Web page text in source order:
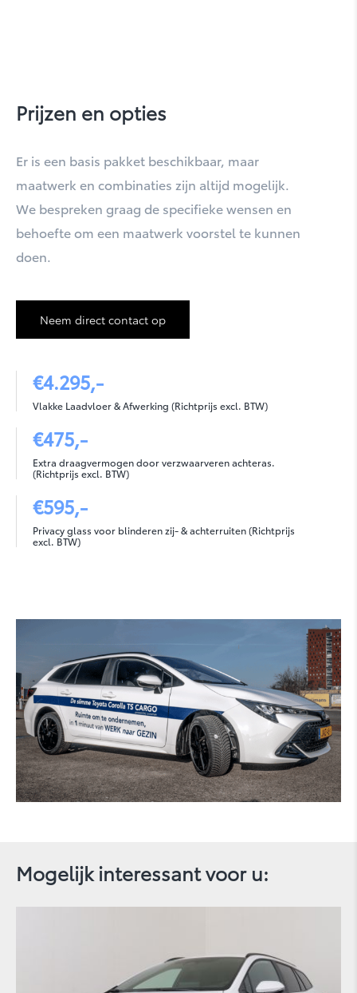
RAV4
GR Supra
Prijzen en opties
Er is een basis pakket beschikbaar, maar
maatwerk en combinaties zijn altijd mogelijk.
We bespreken graag de specifieke wensen en
behoefte om een maatwerk voorstel te kunnen
doen.
Neem direct contact op
€4.295,-
Vlakke Laadvloer & Afwerking (Richtprijs excl. BTW)
€475,-
Extra draagvermogen door verzwaarveren achteras.
(Richtprijs excl. BTW)
€595,-
Privacy glass voor blinderen zij- & achterruiten (Richtprijs
excl. BTW)
Mogelijk interessant voor u: